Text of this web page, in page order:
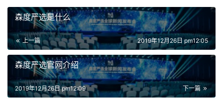
森度严选是什么
上一篇 2019年12月26日 pm12:05
森度严选官网介绍
下一篇
2019年12月26日 pm12:09